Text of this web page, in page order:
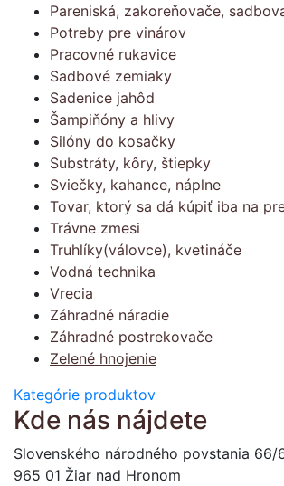
Pareniská, zakoreňovače,
Potreby pre vinárov
Pracovné rukavice
Sadbové zemiaky
Sadenice jahôd
Šampiňóny a hlivy
Silóny do kosačky
Substráty, kôry, štiepky
Sviečky, kahance, náplne
Tovar, ktorý sa dá kúpiť iba na
Trávne zmesi
Truhlíky(válovce), kvetináče
Vodná technika
Vrecia
Záhradné náradie
Záhradné postrekovače
Zelené hnojenie
Kategórie produktov
Kde nás nájdete
Slovenského národného povstania 66/
965 01 Žiar nad Hronom